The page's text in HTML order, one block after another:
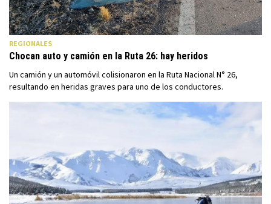
REGIONALES
Chocan auto y camión en la Ruta 26: hay heridos
Un camión y un automóvil colisionaron en la Ruta Nacional N° 26,
resultando en heridas graves para uno de los conductores.